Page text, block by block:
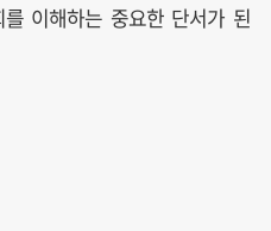
이해하는 중요한 단서가 된